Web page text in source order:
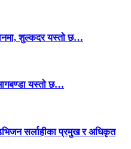
शुल्कदर यस्तो छ…
यस्तो छ…
सर्लाहीका प्रमुख र अधिकृत